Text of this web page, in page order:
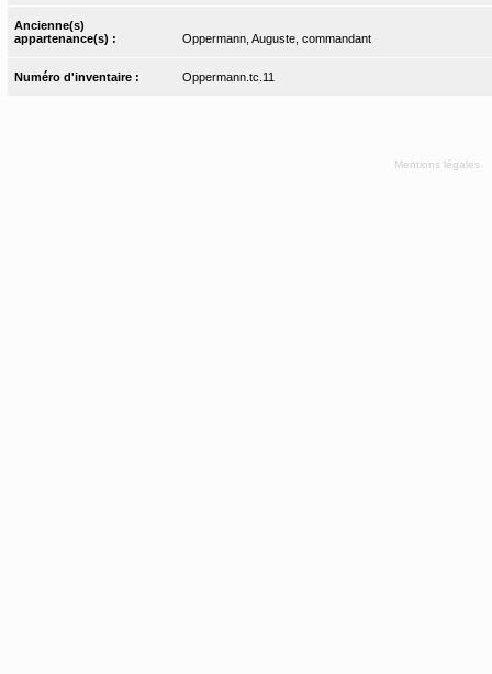
Ancienne(s)
appartenance(s) :
Oppermann, Auguste, commandant
Numéro d'inventaire : Oppermann.tc.11
Mentions légales